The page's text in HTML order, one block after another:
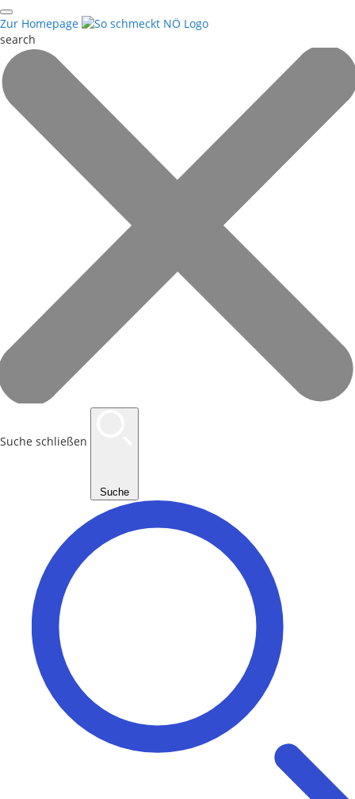
Zur Homepage
search
Suche schließen
Suche